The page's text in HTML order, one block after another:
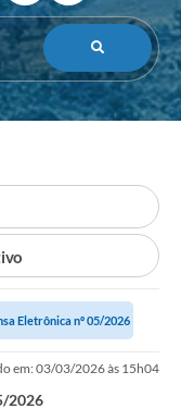
Eletrônica nº 05/2026
em: 03/03/2026 às 15h04
2026